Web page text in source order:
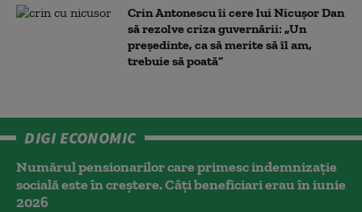
Crin Antonescu îi cere lui Nicușor Dan
să rezolve criza guvernării: „Un
președinte, ca să merite să îl am,
trebuie să poată”
DIGI ECONOMIC
Numărul pensionarilor care primesc indemnizaţie
socială este în creștere. Câți beneficiari erau în iunie
2026